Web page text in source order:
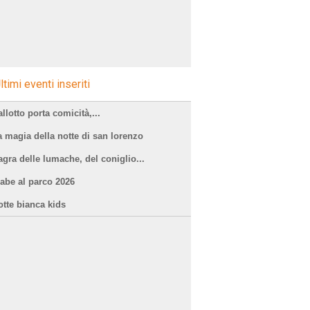
eventi inseriti
porta comicità,...
magia della notte di san lorenzo
delle lumache, del coniglio...
al parco 2026
bianca kids